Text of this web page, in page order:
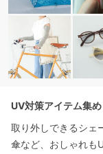
UV対策アイテム集
取り外しできるシェ
傘など、おしゃれも